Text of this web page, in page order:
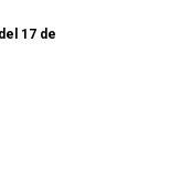
17 de